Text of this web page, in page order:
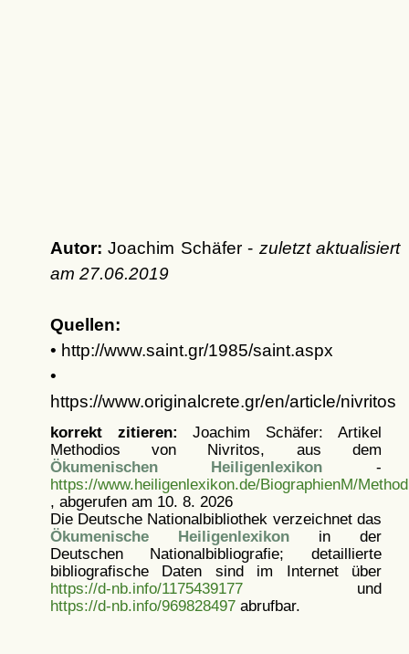
Autor: Joachim Schäfer - zuletzt aktualisiert
am 27.06.2019
Quellen:
• http://www.saint.gr/1985/saint.aspx
•
https://www.originalcrete.gr/en/article/nivritos
korrekt zitieren: Joachim Schäfer: Artikel
Methodios von Nivritos, aus dem
Ökumenischen Heiligenlexikon -
https://www.heiligenlexikon.de/BiographienM/
, abgerufen am 10. 8. 2026
Die Deutsche Nationalbibliothek verzeichnet das
Ökumenische Heiligenlexikonin der
Deutschen Nationalbibliografie; detaillierte
bibliografische Daten sind im Internet über
https://d-nb.info/1175439177und
https://d-nb.info/969828497abrufbar.